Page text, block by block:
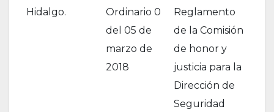
Hidalgo.
Ordinario 0
del 05 de
marzo de
2018
Reglamento
de la Comisión
de honor y
justicia para la
Dirección de
Seguridad